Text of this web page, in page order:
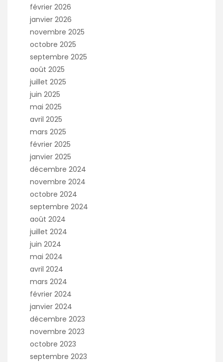
février 2026
janvier 2026
novembre 2025
octobre 2025
septembre 2025
août 2025
juillet 2025
juin 2025
mai 2025
avril 2025
mars 2025
février 2025
janvier 2025
décembre 2024
novembre 2024
octobre 2024
septembre 2024
août 2024
juillet 2024
juin 2024
mai 2024
avril 2024
mars 2024
février 2024
janvier 2024
décembre 2023
novembre 2023
octobre 2023
septembre 2023